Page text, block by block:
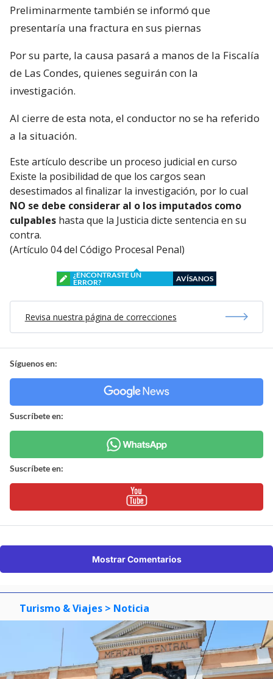
Preliminarmente también se informó que
presentaría una fractura en sus piernas
Por su parte, la causa pasará a manos de la Fiscalía
de Las Condes, quienes seguirán con la
investigación.
Al cierre de esta nota, el conductor no se ha referido
a la situación.
Este artículo describe un proceso judicial en curso
Existe la posibilidad de que los cargos sean
desestimados al finalizar la investigación, por lo cual
NO se debe considerar al o los imputados como
culpables hasta que la Justicia dicte sentencia en su
contra.
(Artículo 04 del Código Procesal Penal)
¿ENCONTRASTE UN
ERROR?
AVÍSANOS
Revisa nuestra página de correcciones
Síguenos en:
Suscríbete en:
Suscríbete en:
Mostrar Comentarios
Turismo & Viajes > Noticia